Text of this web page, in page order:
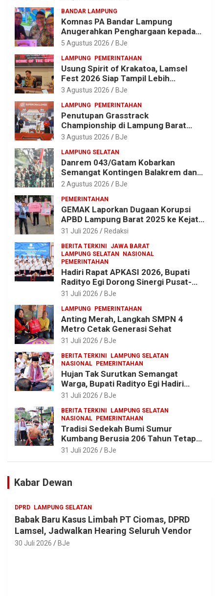
BANDAR LAMPUNG
Komnas PA Bandar Lampung
Anugerahkan Penghargaan kepada
Kombes Pol. Alfret Jacob Tilukay
5 Agustus 2026 BJe
LAMPUNG PEMERINTAHAN
Usung Spirit of Krakatoa, Lamsel
Fest 2026 Siap Tampil Lebih
Spektakuler dengan Empat Event
3 Agustus 2026 BJe
LAMPUNG PEMERINTAHAN
Penutupan Grasstrack
Championship di Lampung Barat
Meriah, Dihadiri Ribuan Penonton; Ini
3 Agustus 2026 BJe
LAMPUNG SELATAN
Danrem 043/Gatam Kobarkan
Semangat Kontingen Balakrem dan
Yonif 143/TWEJ di Pembukaan
XXI/Radin Inten
2 Agustus 2026 BJe
PEMERINTAHAN
GEMAK Laporkan Dugaan Korupsi
APBD Lampung Barat 2025 ke Kejati
Lampung, Soroti Proyek Jalan
31 Juli 2026 Redaksi
BERITA TERKINI
JAWA BARAT
LAMPUNG SELATAN
NASIONAL
PEMERINTAHAN
Hadiri Rapat APKASI 2026, Bupati
Radityo Egi Dorong Sinergi Pusat-
Daerah untuk Percepat
31 Juli 2026 BJe
LAMPUNG PEMERINTAHAN
Anting Merah, Langkah SMPN 4
Metro Cetak Generasi Sehat
31 Juli 2026 BJe
BERITA TERKINI
LAMPUNG SELATAN
NASIONAL
PEMERINTAHAN
Hujan Tak Surutkan Semangat
Warga, Bupati Radityo Egi Hadiri
Tradisi Sedekah Bumi 206 Tahun di
31 Juli 2026 BJe
BERITA TERKINI
LAMPUNG SELATAN
NASIONAL
PEMERINTAHAN
Tradisi Sedekah Bumi Sumur
Kumbang Berusia 206 Tahun Tetap
Lestari, Bupati Egi Ajak Generasi
31 Juli 2026 BJe
Kabar Dewan
DPRD LAMPUNG SELATAN
Babak Baru Kasus Limbah PT Ciomas, DPRD
Lamsel, Jadwalkan Hearing Seluruh Vendor
30 Juli 2026 BJe